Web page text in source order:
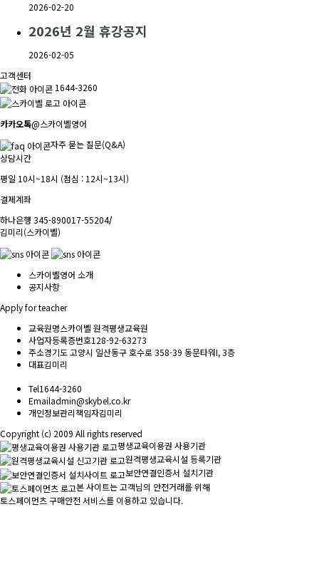
2026-02-20
2026년 2월 휴강공지
2026-02-05
고객센터
1644-3260
카카오톡@스카이벨영어
자주 묻는 질문(Q&A)
상담시간
평일 10시~18시 (점심 : 12시~13시)
결제계좌
하나은행 345-890017-55204/
김미리(스카이벨)
스카이벨영어 소개
공지사항
Apply for teacher
교육원명스카이벨 원격평생교육원
사업자등록증번호128-92-63273
주소경기도 고양시 일산동구 호수로 358-39 동문타워I, 3층
대표김미리
Tel1644-3260
Emailadmin@skybel.co.kr
개인정보관리책임자김미리
Copyright (c) 2009 All rights reserved
평생교육이용권 사용기관
원격평생교육시설 등록기관
보안연결인증서 설치기관
본 사이트는 고객님의 안전거래를 위해
토스페이먼츠 구매안전 서비스를 이용하고 있습니다.